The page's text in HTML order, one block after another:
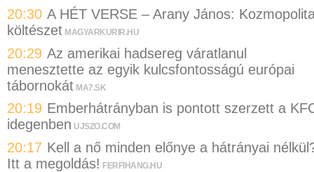
20:30 A HÉT VERSE – Arany János:
költészet MAGYARKURIR.HU
20:29 Az amerikai hadsereg váratlanul
menesztette az egyik kulcsfontosságú európai
tábornokát MA7.SK
20:19 Emberhátrányban is pontott szerzett a
idegenben UJSZO.COM
20:17 Kell a nő minden előnye a hátrányai
Itt a megoldás! FERFIHANG.HU